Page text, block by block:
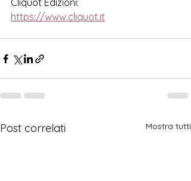
Cliquot Edizioni:
https://www.cliquot.it
Post correlati Mostra tutti